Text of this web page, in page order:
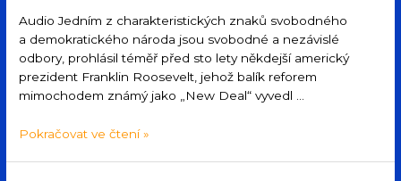
Audio Jedním z charakteristických znaků svobodného
a demokratického národa jsou svobodné a nezávislé
odbory, prohlásil téměř před sto lety někdejší americký
prezident Franklin Roosevelt, jehož balík reforem
mimochodem známý jako „New Deal“ vyvedl …
Pokračovat ve čtení »